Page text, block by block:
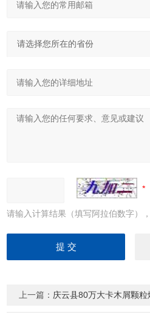
请输入计算结果（填写阿拉伯数字）
上一篇： 庆云县80万大卡木屑颗粒